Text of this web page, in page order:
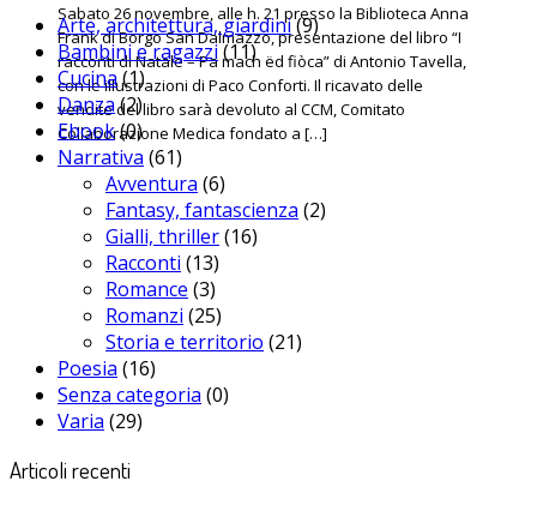
Sabato 26 novembre, alle h. 21 presso la Biblioteca Anna
Frank di Borgo San Dalmazzo, presentazione del libro “I
racconti di Natale – Pa mach ëd fiòca” di Antonio Tavella,
con le illustrazioni di Paco Conforti. Il ricavato delle
vendite del libro sarà devoluto al CCM, Comitato
Collaborazione Medica fondato a […]
Arte, architettura, giardini(9)
Bambini e ragazzi (11)
Cucina(1)
Danza (2)
Ebook(0)
Narrativa (61)
Avventura (6)
Fantasy, fantascienza (2)
Gialli, thriller(16)
Racconti (13)
Romance (3)
Romanzi (25)
Storia e territorio (21)
Poesia (16)
Senza categoria (0)
Varia (29)
Articoli recenti